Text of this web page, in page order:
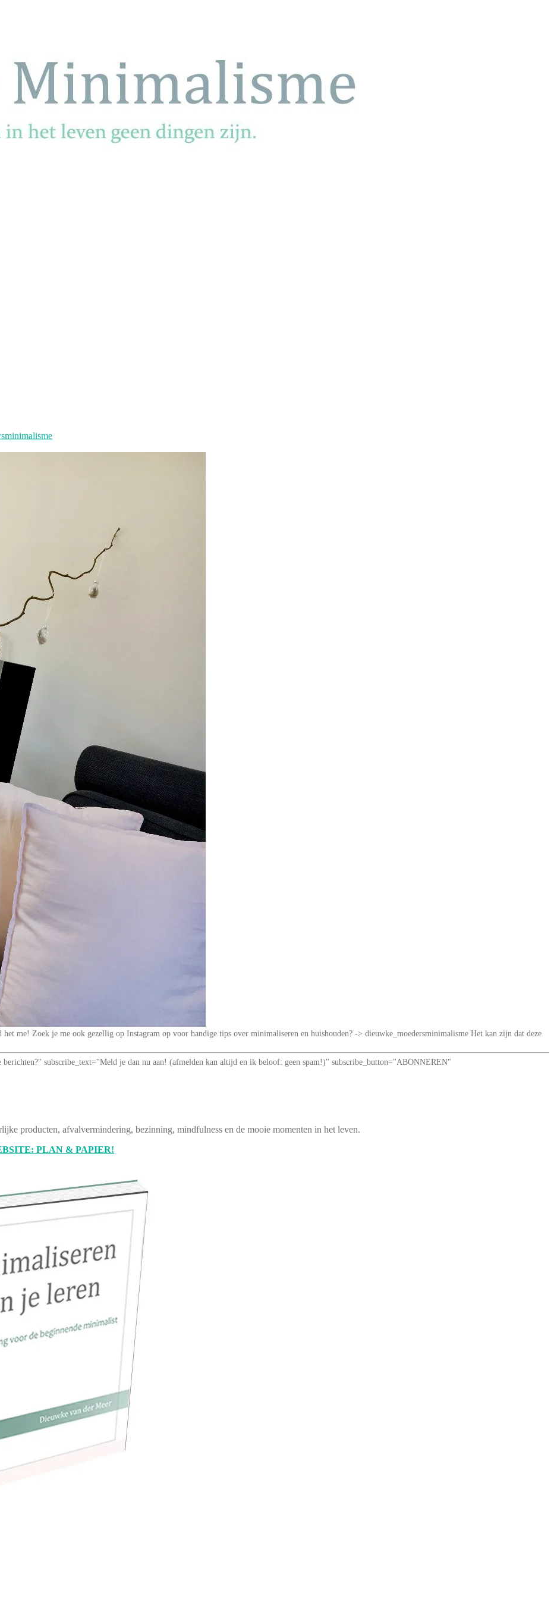
me! Zoek je me ook gezellig op Instagram op voor handige tips over minimaliseren en huishouden? -> dieuwke_moedersminimalisme Het kan zijn dat deze
subscribe_text="Meld je dan nu aan! (afmelden kan altijd en ik beloof: geen spam!)" subscribe_button="ABONNEREN"
producten, afvalvermindering, bezinning, mindfulness en de mooie momenten in het leven.
PLAN & PAPIER!